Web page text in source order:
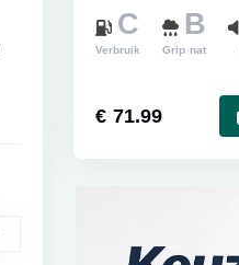
C
Verbruik
B
Grip nat
€ 71.99